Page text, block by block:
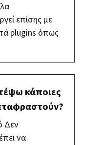
επίσης με
plugins όπως
κάποιες
Δεν
να